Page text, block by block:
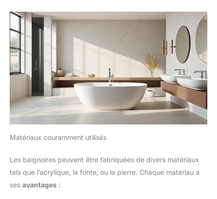
Matériaux couramment utilisés
Les baignoires peuvent être fabriquées de divers matériaux
tels que l’acrylique, la fonte, ou la pierre. Chaque matériau a
ses avantages :